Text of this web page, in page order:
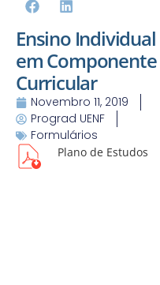
Ensino Individual
em Componente
Curricular
Novembro 11, 2019
Prograd UENF
Formulários
Plano de Estudos